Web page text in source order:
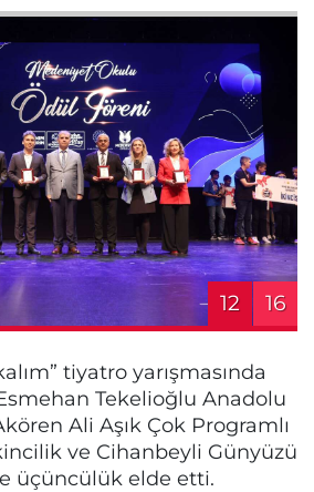
12 16
tiyatro yarışmasında
Tekelioğlu Anadolu
Ali Aşık Çok Programlı
ve Cihanbeyli Günyüzü
üçüncülük elde etti.